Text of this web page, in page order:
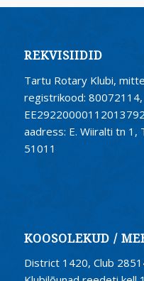
REKVISIIDID
Tartu Rotary Klubi,
registrikood:
aadress: E. Wiiralti tn 1,
51011
KOOSOLEKUD /
District 1420, Club